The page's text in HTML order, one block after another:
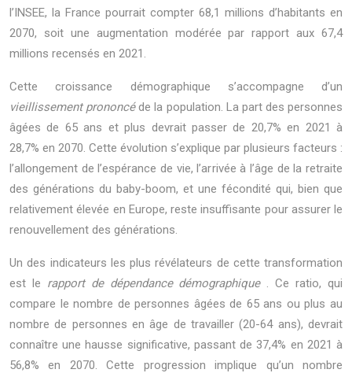
l’INSEE, la France pourrait compter 68,1 millions d’habitants en
2070, soit une augmentation modérée par rapport aux 67,4
millions recensés en 2021.
Cette croissance démographique s’accompagne d’un
vieillissement prononcéde la population. La part des personnes
âgées de 65 ans et plus devrait passer de 20,7% en 2021 à
28,7% en 2070. Cette évolution s’explique par plusieurs facteurs :
l’allongement de l’espérance de vie, l’arrivée à l’âge de la retraite
des générations du baby-boom, et une fécondité qui, bien que
relativement élevée en Europe, reste insuffisante pour assurer le
renouvellement des générations.
Un des indicateurs les plus révélateurs de cette transformation
est le rapport de dépendance démographique
. Ce ratio, qui
compare le nombre de personnes âgées de 65 ans ou plus au
nombre de personnes en âge de travailler (20-64 ans), devrait
connaître une hausse significative, passant de 37,4% en 2021 à
56,8% en 2070. Cette progression implique qu’un nombre